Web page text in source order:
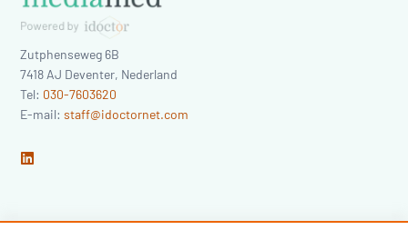
Zutphenseweg 6B
7418 AJ Deventer, Nederland
Tel: 030-7603620
E-mail:staff@idoctornet.com